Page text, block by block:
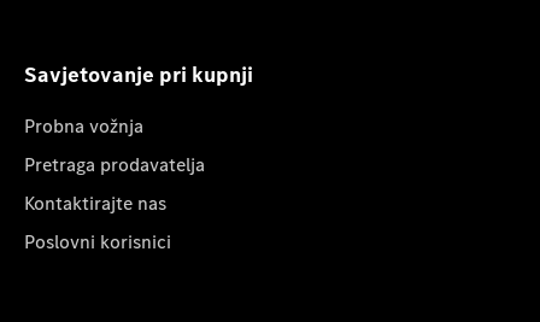
Savjetovanje pri kupnji
Probna vožnja
Pretraga prodavatelja
Kontaktirajte nas
Poslovni korisnici